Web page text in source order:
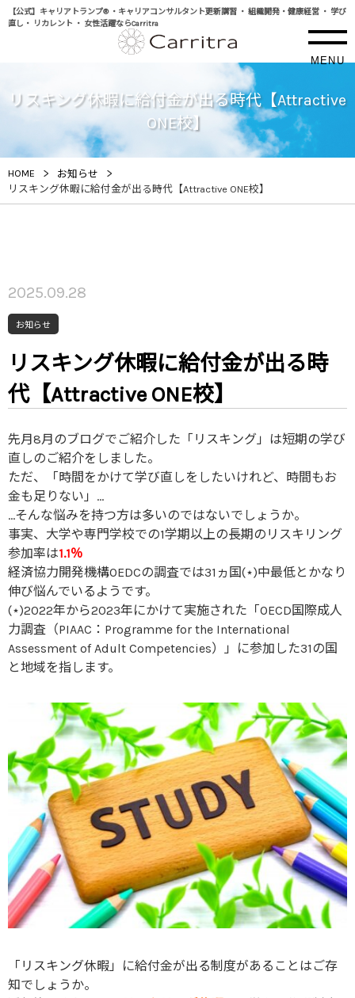
【公式】キャリアトランプ® ・キャリアコンサルタント更新講習 ・ 組織開発・健康経営 ・ 学び
直し・ リカレント ・ 女性活躍ならCarritra
MENU
リスキング休暇に給付金が出る時代【Attractive
ONE校】
HOME > お知らせ >
リスキング休暇に給付金が出る時代【Attractive ONE校】
2025.09.28
お知らせ
リスキング休暇に給付金が出る時
代【Attractive ONE校】
先月8月のブログでご紹介した「リスキング」は短期の学び
直しのご紹介をしました。
ただ、「時間をかけて学び直しをしたいけれど、時間もお
金も足りない」…
…そんな悩みを持つ方は多いのではないでしょうか。
事実、大学や専門学校での1学期以上の長期のリスキリング
参加率は1.1％
経済協力開発機構OEDCの調査では31ヵ国(⋆)中最低とかなり
伸び悩んでいるようです。
(⋆)2022年から2023年にかけて実施された「OECD国際成人
力調査（PIAAC：Programme for the International
Assessment of Adult Competencies）」に参加した31の国
と地域を指します。
「リスキング休暇」に給付金が出る制度があることはご存
知でしょうか。